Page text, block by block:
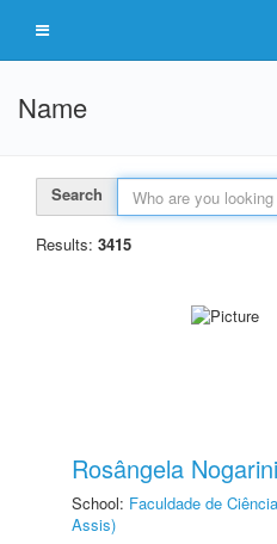
Name
Search
Results: 3415
Rosângela
School: Faculdade de
Assis)